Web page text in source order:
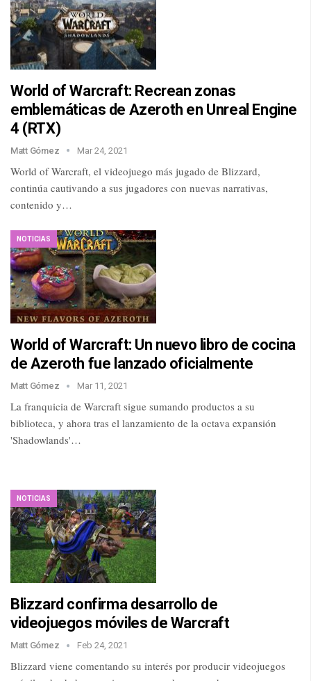
World of Warcraft: Recrean zonas
emblemáticas de Azeroth en Unreal Engine
4 (RTX)
Matt Gómez Mar 24, 2021
World of Warcraft, el videojuego más jugado de Blizzard,
continúa cautivando a sus jugadores con nuevas narrativas,
contenido y…
NOTICIAS
World of Warcraft: Un nuevo libro de cocina
de Azeroth fue lanzado oficialmente
Matt Gómez Mar 11, 2021
La franquicia de Warcraft sigue sumando productos a su
biblioteca, y ahora tras el lanzamiento de la octava expansión
'Shadowlands'…
NOTICIAS
Blizzard confirma desarrollo de
videojuegos móviles de Warcraft
Matt Gómez Feb 24, 2021
Blizzard viene comentando su interés por producir videojuegos